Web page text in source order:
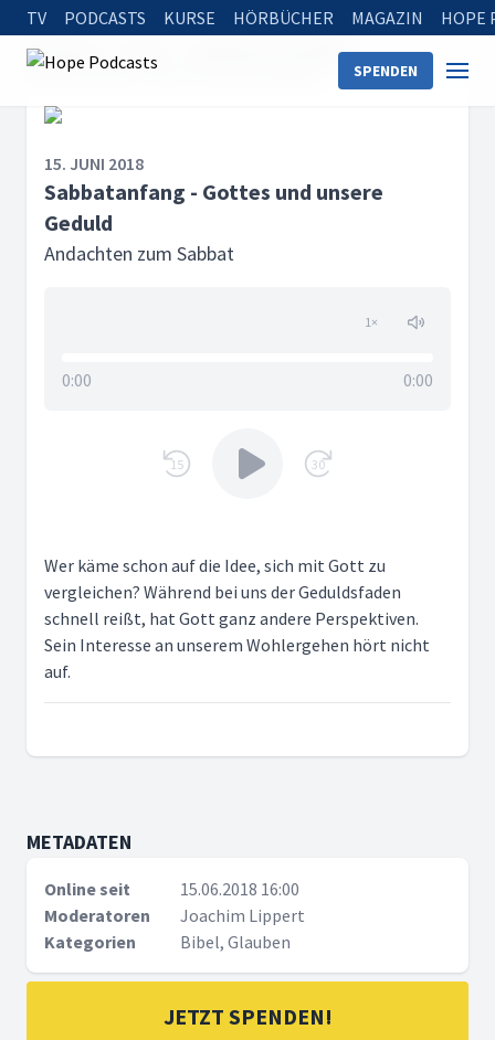
TV PODCASTS KURSE HÖRBÜCHER MAGAZIN HOPE
SPENDEN
Startseite
Andachten zum Sabbat
Sabbatanfang - Gottes und unsere Geduld
15. JUNI 2018
Sabbatanfang - Gottes und unsere
Geduld
Andachten zum Sabbat
1×
0:00 0:00
15 30
Wer käme schon auf die Idee, sich mit Gott zu
vergleichen? Während bei uns der Geduldsfaden
schnell reißt, hat Gott ganz andere Perspektiven.
Sein Interesse an unserem Wohlergehen hört nicht
auf.
METADATEN
Online seit
15.06.2018 16:00
Moderatoren
Joachim Lippert
Kategorien
Bibel, Glauben
JETZT SPENDEN!